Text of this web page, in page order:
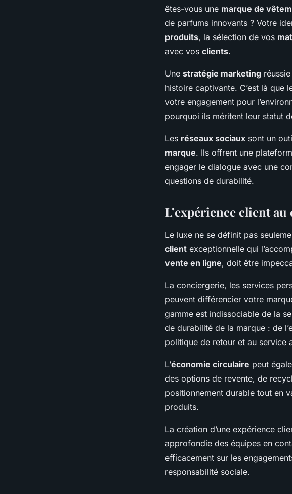
êtes-vous une marque de
de parfums innovants ? Votre
produits, la sélection de vos
avec vos clients.
Une stratégie marketing
histoire captivante. C’est là
votre engagement pour
pourquoi ils méritent leur statut
Les réseaux sociaux sont un
marque. Ils offrent une
engager le dialogue avec une
questions de durabilité.
L’expérience client
Le luxe ne se définit pas
client exceptionnelle qui
vente en ligne, doit être
La conciergerie, les services
peuvent différencier votre
gamme est indissociable de la
de durabilité de la marque : de
politique de retour et au service
L’économie circulaire peut
des options de revente, de
positionnement durable tout en
produits.
La création d’une expérience
approfondie des équipes en
efficacement sur les
responsabilité sociale.